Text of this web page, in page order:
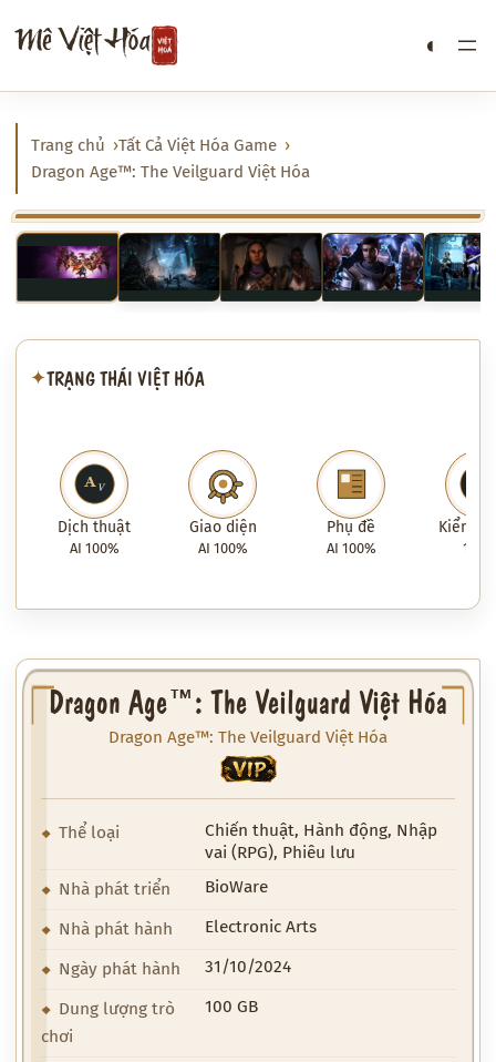
đến
nội
dung
Mê Việt Hóa ◐
Trang chủ
Tất Cả Việt Hóa Game
Dragon Age™: The Veilguard Việt Hóa
‹ ›
✦TRẠNG THÁI VIỆT HÓA
Dịch thuật
AI 100%
Giao diện
AI 100%
Phụ đề
AI 100%
Kiểm
100%
Dragon Age™: The Veilguard Việt Hóa
Dragon Age™: The Veilguard Việt Hóa
VIP
Thể loại
Chiến thuật, Hành động, Nhập
vai (RPG), Phiêu lưu
Nhà phát triển
BioWare
Nhà phát hành Electronic Arts
Ngày phát hành 31/10/2024
Dung lượng trò
chơi
100 GB